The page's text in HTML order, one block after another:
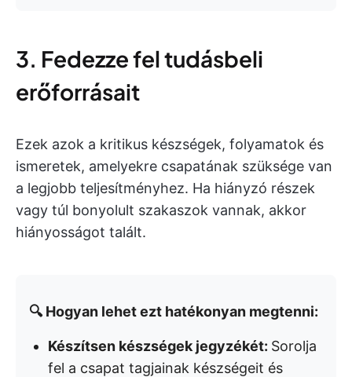
3. Fedezze fel tudásbeli
erőforrásait
Ezek azok a kritikus készségek, folyamatok és
ismeretek, amelyekre csapatának szüksége van
a legjobb teljesítményhez. Ha hiányzó részek
vagy túl bonyolult szakaszok vannak, akkor
hiányosságot talált.
🔍 Hogyan lehet ezt hatékonyan megtenni:
Készítsen készségek jegyzékét: Sorolja
fel a csapat tagjainak készségeit és